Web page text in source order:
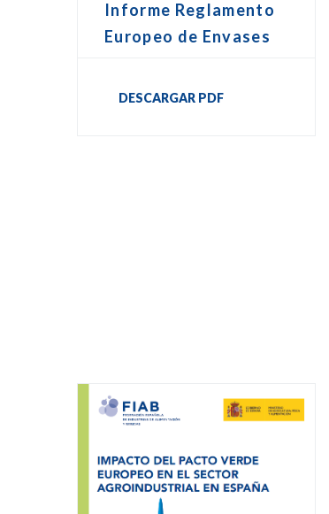
Informe Reglamento
Europeo de Envases
DESCARGAR PDF